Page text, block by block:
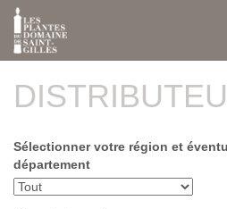
Aller
contenu
principal
Sélectionner votre région et
département